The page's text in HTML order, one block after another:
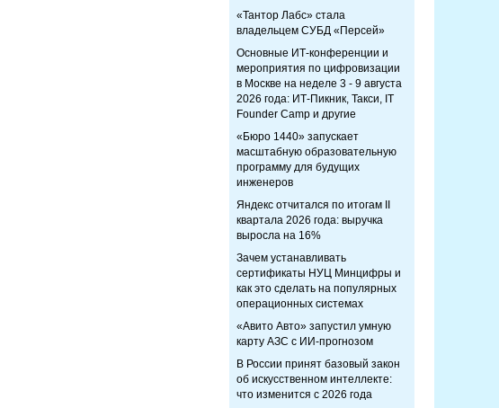
«Тантор Лабс» стала
владельцем СУБД «Персей»
Основные ИТ-конференции и
мероприятия по цифровизации
в Москве на неделе 3 - 9 августа
2026 года: ИТ-Пикник, Такси, IT
Founder Camp и другие
«Бюро 1440» запускает
масштабную образовательную
программу для будущих
инженеров
Яндекс отчитался по итогам II
квартала 2026 года: выручка
выросла на 16%
Зачем устанавливать
сертификаты НУЦ Минцифры и
как это сделать на популярных
операционных системах
«Авито Авто» запустил умную
карту АЗС с ИИ-прогнозом
В России принят базовый закон
об искусственном интеллекте:
что изменится с 2026 года